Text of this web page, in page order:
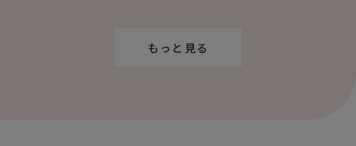
もっと見る